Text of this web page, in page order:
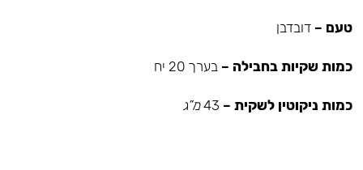
טעם – דובדבן
כמות שקיות בחבילה – בערך 20 יח
כמות ניקוטין לשקית – מ”ג